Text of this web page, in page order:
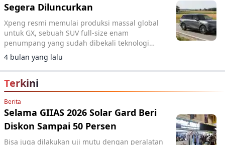
Segera Diluncurkan
Xpeng resmi memulai produksi massal global
untuk GX, sebuah SUV full-size enam
penumpang yang sudah dibekali teknologi
steer-by-wire generasi terbaru dari Bosch.
4 bulan yang lalu
Terkini
Berita
Selama GIIAS 2026 Solar Gard Beri
Diskon Sampai 50 Persen
Bisa juga dilakukan uji mutu dengan peralatan